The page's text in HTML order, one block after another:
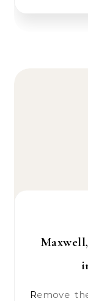
Remove the chicken from the rack and